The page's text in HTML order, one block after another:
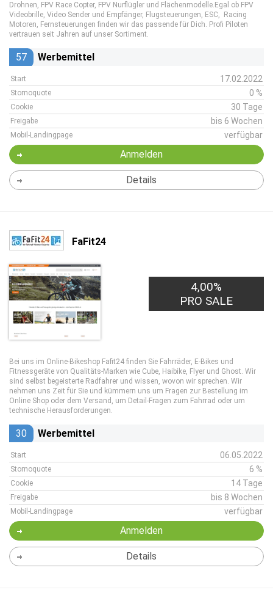
Drohnen, FPV Race Copter, FPV Nurflügler und Flächenmodelle.Egal ob FPV
Videobrille, Video Sender und Empfänger, Flugsteuerungen, ESC, Racing
Motoren, Fernsteuerungen finden wir das passende für Dich. Profi Piloten
vertrauen seit Jahren auf unser Sortiment.
57 Werbemittel
Start 17.02.2022
Stornoquote 0 %
Cookie 30 Tage
Freigabe bis 6 Wochen
Mobil-Landingpage verfügbar
Anmelden
Details
FaFit24
4,00%
PRO SALE
Bei uns im Online-Bikeshop Fafit24 finden Sie Fahrräder, E-Bikes und
Fitnessgeräte von Qualitäts-Marken wie Cube, Haibike, Flyer und Ghost. Wir
sind selbst begeisterte Radfahrer und wissen, wovon wir sprechen. Wir
nehmen uns Zeit für Sie und kümmern uns um Fragen zur Bestellung im
Online Shop oder dem Versand, um Detail-Fragen zum Fahrrad oder um
technische Herausforderungen.
30 Werbemittel
Start 06.05.2022
Stornoquote 6 %
Cookie 14 Tage
Freigabe bis 8 Wochen
Mobil-Landingpage verfügbar
Anmelden
Details